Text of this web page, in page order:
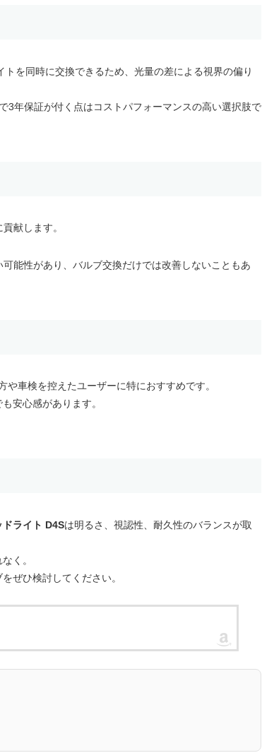
を同時に交換できるため、光量の差による視界の偏り
3年保証が付く点はコストパフォーマンスの高い選択肢で
献します。
能性があり、バルブ交換だけでは改善しないこともあ
車検を控えたユーザーに特におすすめです。
安心感があります。
ライト D4Sは明るさ、視認性、耐久性のバランスが取
く。
ぜひ検討してください。